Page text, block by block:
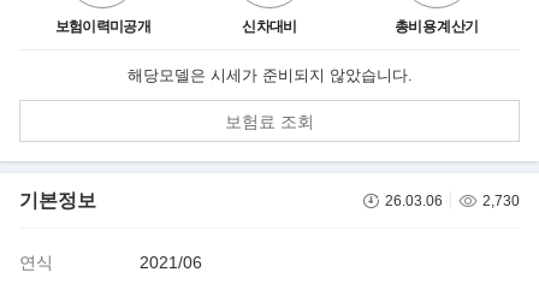
보험이력미공개 신차대비 총비용 계산기
해당모델은 시세가 준비되지 않았습니다.
보험료 조회
기본정보 26.03.06 2,730
연식
2021/06